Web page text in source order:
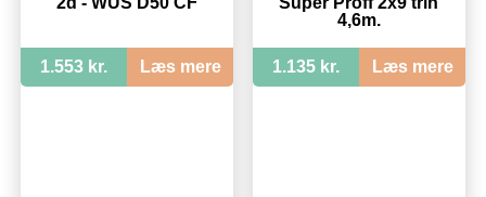
1.553 kr. Læs mere
4,6m.
1.135 kr. Læs mere